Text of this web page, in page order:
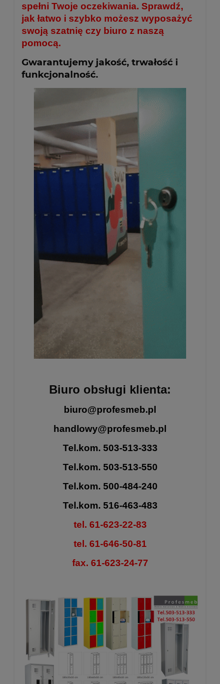
spełni Twoje oczekiwania. Sprawdź,
jak łatwo i szybko możesz wyposażyć
swoją szatnię czy biuro z naszą
pomocą.
Gwarantujemy jakość, trwałość i
funkcjonalność.
Biuro obsługi klienta:
biuro@profesmeb.pl
handlowy@profesmeb.pl
Tel.kom. 503-513-333
Tel.kom. 503-513-550
Tel.kom. 500-484-240
Tel.kom. 516-463-483
tel. 61-623-22-83
tel. 61-646-50-81
fax. 61-623-24-77